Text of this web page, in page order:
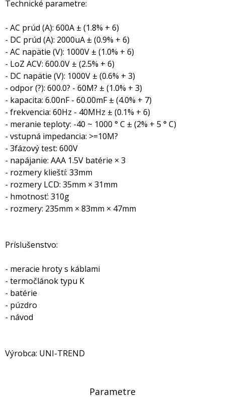
Technické parametre:
- AC prúd (A): 600A ± (1.8% + 6)
- DC prúd (A): 2000uA ± (0.9% + 6)
- AC napätie (V): 1000V ± (1.0% + 6)
- LoZ ACV: 600.0V ± (2.5% + 6)
- DC napätie (V): 1000V ± (0.6% + 3)
- odpor (?): 600.0? - 60M? ± (1.0% + 3)
- kapacita: 6.00nF - 60.00mF ± (4.0% + 7)
- frekvencia: 60Hz - 40MHz ± (0.1% + 6)
- meranie teploty: -40 ~ 1000 ° C ± (2% + 5 ° C)
- vstupná impedancia: >=10M?
- 3fázový test: 600V
- napájanie: AAA 1.5V batérie × 3
- rozmery klieští: 33mm
- rozmery LCD: 35mm × 31mm
- hmotnosť: 310g
- rozmery: 235mm × 83mm × 47mm
Príslušenstvo:
- meracie hroty s káblami
- termočlánok typu K
- batérie
- púzdro
- návod
Výrobca: UNI-TREND
Parametre